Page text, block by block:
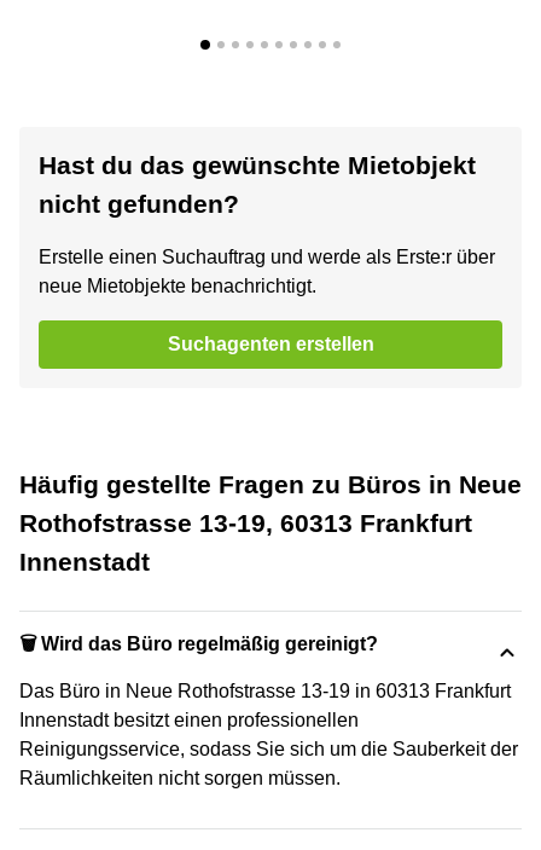
Hast du das gewünschte Mietobjekt
nicht gefunden?
Erstelle einen Suchauftrag und werde als Erste:r über
neue Mietobjekte benachrichtigt.
Suchagenten erstellen
Häufig gestellte Fragen zu Büros in Neue
Rothofstrasse 13-19, 60313 Frankfurt
Innenstadt
🗑 Wird das Büro regelmäßig gereinigt?
Das Büro in Neue Rothofstrasse 13-19 in 60313 Frankfurt
Innenstadt besitzt einen professionellen
Reinigungsservice, sodass Sie sich um die Sauberkeit der
Räumlichkeiten nicht sorgen müssen.